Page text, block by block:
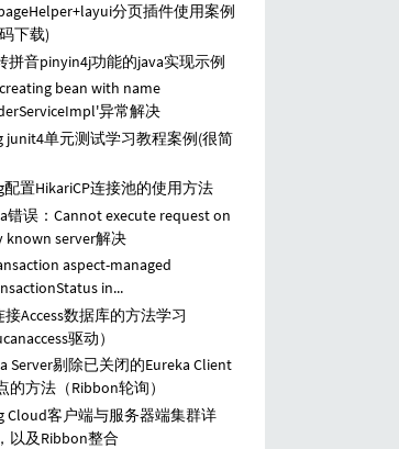
分页插件使用案例
下载)
拼音pinyin4j功能的java实现示例
bean with name
异常解决
junit4单元测试学习教程案例(很简
配置HikariCP连接池的使用方法
错误：Cannot execute request on
known server解决
aspect-managed
in...
接Access数据库的方法学习
驱动）
Server剔除已关闭的Eureka Client
的方法（Ribbon轮询）
Cloud客户端与服务器端集群详
以及Ribbon整合